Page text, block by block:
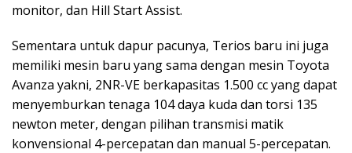
monitor, dan Hill Start Assist.
Sementara untuk dapur pacunya, Terios baru ini juga
memiliki mesin baru yang sama dengan mesin Toyota
Avanza yakni, 2NR-VE berkapasitas 1.500 cc yang dapat
menyemburkan tenaga 104 daya kuda dan torsi 135
newton meter, dengan pilihan transmisi matik
konvensional 4-percepatan dan manual 5-percepatan.